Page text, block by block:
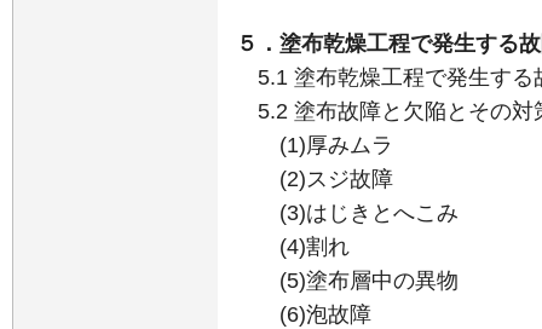
５．塗布乾燥工程で発生する
5.1 塗布乾燥工程で発生する
5.2 塗布故障と欠陥とその対
(1)厚みムラ
(2)スジ故障
(3)はじきとへこみ
(4)割れ
(5)塗布層中の異物
(6)泡故障